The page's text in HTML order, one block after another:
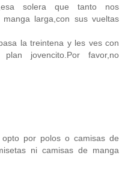
solera que tanto nos
larga,con sus vueltas
la treintena y les ves con
jovencito.Por favor,no
por polos o camisas de
ni camisas de manga